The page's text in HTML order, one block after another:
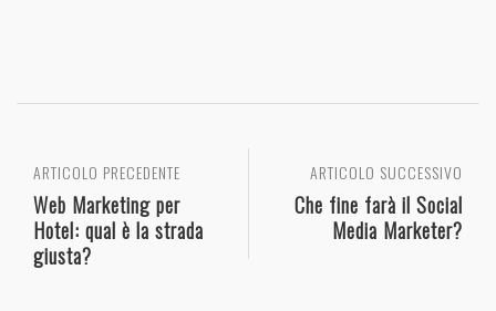
ARTICOLO SUCCESSIVO
Che fine farà il Social
Media Marketer?
ARTICOLO PRECEDENTE
Web Marketing per
Hotel: qual è la strada
giusta?